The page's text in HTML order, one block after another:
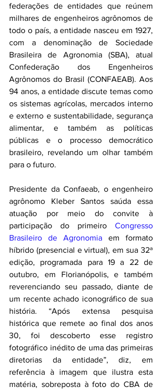
federações de entidades que reúnem
milhares de engenheiros agrônomos de
todo o país, a entidade nasceu em 1927,
com a denominação de Sociedade
Brasileira de Agronomia (SBA), atual
Confederação dos Engenheiros
Agrônomos do Brasil (CONFAEAB). Aos
94 anos, a entidade discute temas como
os sistemas agrícolas, mercados interno
e externo e sustentabilidade, segurança
alimentar, e também as políticas
públicas e o processo democrático
brasileiro, revelando um olhar também
para o futuro.
Presidente da Confaeab, o engenheiro
agrônomo Kleber Santos saúda essa
atuação por meio do convite à
participação do primeiro Congresso
Brasileiro de Agronomia em formato
híbrido (presencial e virtual), em sua 32ª
edição, programada para 19 a 22 de
outubro, em Florianópolis, e também
reverenciando seu passado, diante de
um recente achado iconográfico de sua
história. “Após extensa pesquisa
histórica que remete ao final dos anos
30, foi descoberto esse registro
fotográfico inédito de uma das primeiras
diretorias da entidade”, diz, em
referência à imagem que ilustra esta
matéria, sobreposta à foto do CBA de